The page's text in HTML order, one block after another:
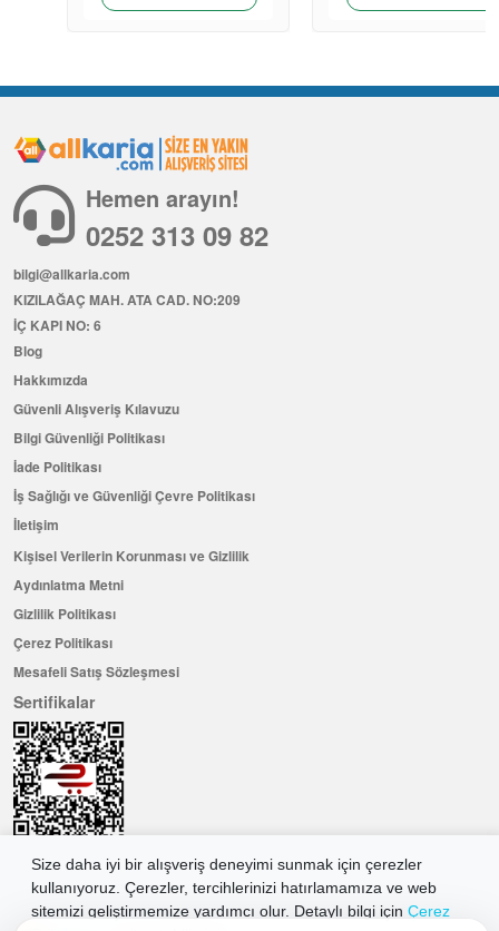
Size daha iyi bir alışveriş deneyimi sunmak için çerezler
kullanıyoruz. Çerezler, tercihlerinizi hatırlamamıza ve web
sitemizi geliştirmemize yardımcı olur. Detaylı bilgi için Çerez
Hemen arayın!
0252 313 09 82
bilgi@allkaria.com
KIZILAĞAÇ MAH. ATA CAD. NO:209
İÇ KAPI NO: 6
Blog
Hakkımızda
Güvenli Alışveriş Kılavuzu
Bilgi Güvenliği Politikası
İade Politikası
İş Sağlığı ve Güvenliği Çevre Politikası
İletişim
Kişisel Verilerin Korunması ve Gizlilik
Aydınlatma Metni
Gizlilik Politikası
Çerez Politikası
Mesafeli Satış Sözleşmesi
Sertifikalar
Hemen Üye Olun ...ve 100 ₺ değerinde indirim kuponu kazanın
Üye Ol